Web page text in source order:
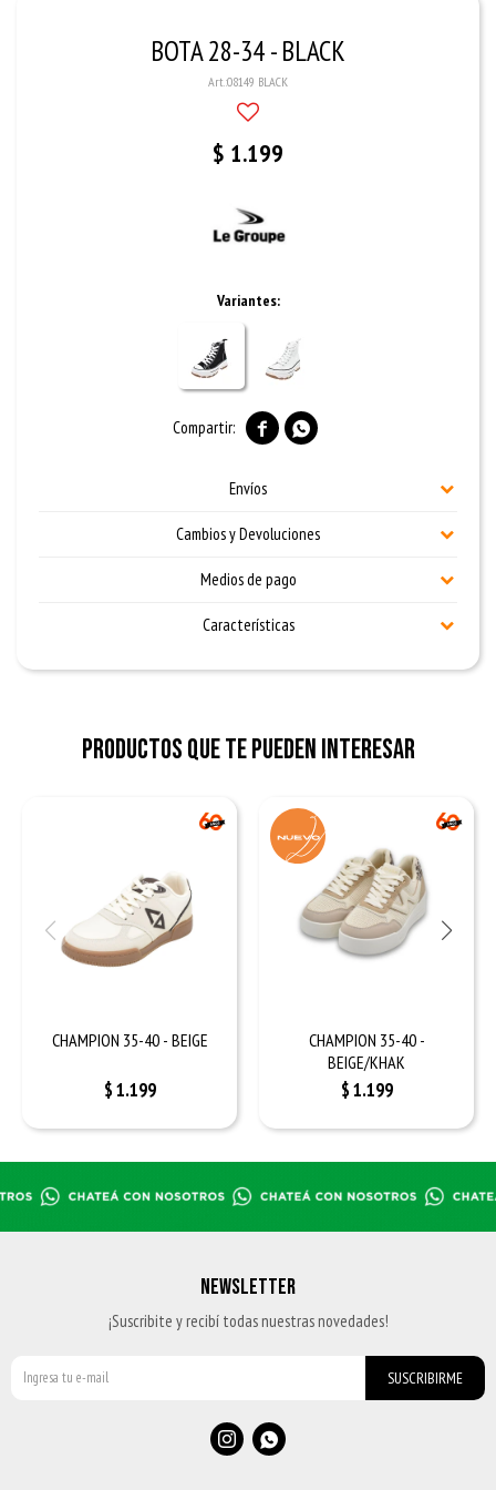
BOTA 28-34 - BLACK
08149 BLACK
$ 1.199
Variantes:
 
Envíos
Cambios y Devoluciones
Medios de pago
Características
Productos que te pueden interesar
CHAMPION 35-40 - BEIGE
$1.199
CHAMPION 35-40 -
BEIGE/KHAK
$1.199
NEWSLETTER
¡Suscribite y recibí todas nuestras novedades!
SUSCRIBIRME
 